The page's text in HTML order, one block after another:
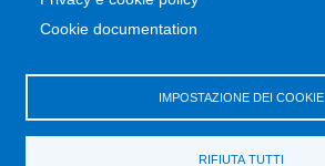
Cookie documentation
IMPOSTAZIONE DEI COOKIE
RIFIUTA TUTTI
Privacy e cookie policy
Mappa del sito
Amministrazione trasparente
Sedute del Consiglio